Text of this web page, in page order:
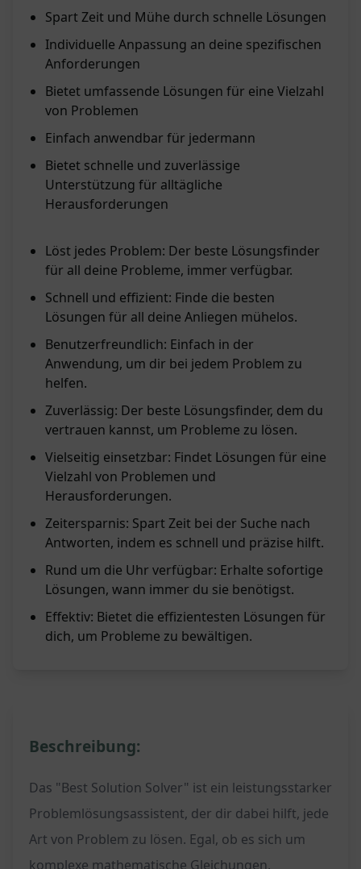
Spart Zeit und Mühe durch schnelle Lösungen
Individuelle Anpassung an deine spezifischen
Anforderungen
Bietet umfassende Lösungen für eine Vielzahl
von Problemen
Einfach anwendbar für jedermann
Bietet schnelle und zuverlässige
Unterstützung für alltägliche
Herausforderungen
Löst jedes Problem: Der beste Lösungsfinder
für all deine Probleme, immer verfügbar.
Schnell und effizient: Finde die besten
Lösungen für all deine Anliegen mühelos.
Benutzerfreundlich: Einfach in der
Anwendung, um dir bei jedem Problem zu
helfen.
Zuverlässig: Der beste Lösungsfinder, dem du
vertrauen kannst, um Probleme zu lösen.
Vielseitig einsetzbar: Findet Lösungen für eine
Vielzahl von Problemen und
Herausforderungen.
Zeitersparnis: Spart Zeit bei der Suche nach
Antworten, indem es schnell und präzise hilft.
Rund um die Uhr verfügbar: Erhalte sofortige
Lösungen, wann immer du sie benötigst.
Effektiv: Bietet die effizientesten Lösungen für
dich, um Probleme zu bewältigen.
Beschreibung:
Das "Best Solution Solver" ist ein leistungsstarker
Problemlösungsassistent, der dir dabei hilft, jede
Art von Problem zu lösen. Egal, ob es sich um
komplexe mathematische Gleichungen,